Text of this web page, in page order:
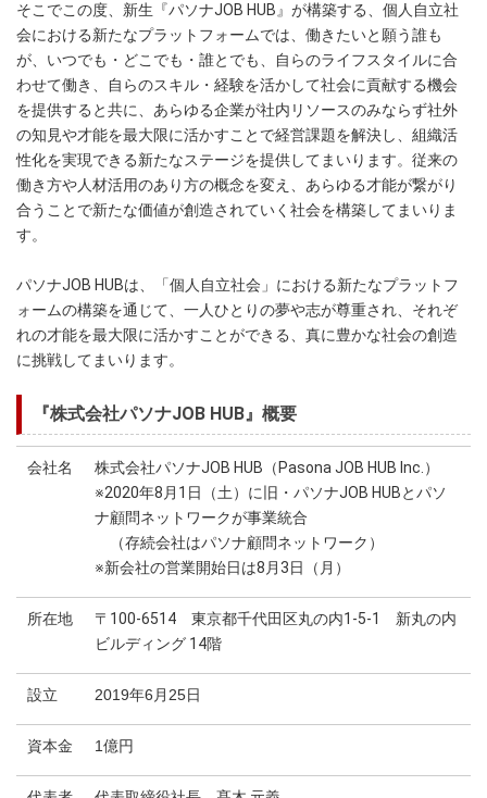
そこでこの度、新生『パソナJOB HUB』が構築する、個人自立社
会における新たなプラットフォームでは、働きたいと願う誰も
が、いつでも・どこでも・誰とでも、自らのライフスタイルに合
わせて働き、自らのスキル・経験を活かして社会に貢献する機会
を提供すると共に、あらゆる企業が社内リソースのみならず社外
の知見や才能を最大限に活かすことで経営課題を解決し、組織活
性化を実現できる新たなステージを提供してまいります。従来の
働き方や人材活用のあり方の概念を変え、あらゆる才能が繋がり
合うことで新たな価値が創造されていく社会を構築してまいりま
す。
パソナJOB HUBは、「個人自立社会」における新たなプラットフ
ォームの構築を通じて、一人ひとりの夢や志が尊重され、それぞ
れの才能を最大限に活かすことができる、真に豊かな社会の創造
に挑戦してまいります。
『株式会社パソナJOB HUB』概要
会社名
株式会社パソナJOB HUB（Pasona JOB HUB Inc.）
※2020年8月1日（土）に旧・パソナJOB HUBとパソ
ナ顧問ネットワークが事業統合
（存続会社はパソナ顧問ネットワーク）
※新会社の営業開始日は8月3日（月）
所在地
〒100-6514 東京都千代田区丸の内1-5-1 新丸の内
ビルディング 14階
設立 2019年6月25日
資本金 1億円